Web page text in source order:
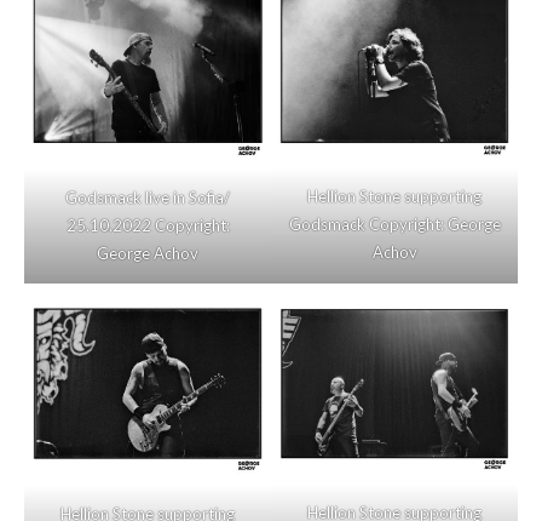
Godsmack live in Sofia/
25.10.2022 Copyright:
George Achov
Hellion Stone supporting
Godsmack Copyright: George
Achov
Hellion Stone supporting Hellion Stone supporting